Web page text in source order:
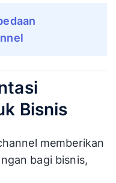
Bisnis
memberikan
bagi bisnis,